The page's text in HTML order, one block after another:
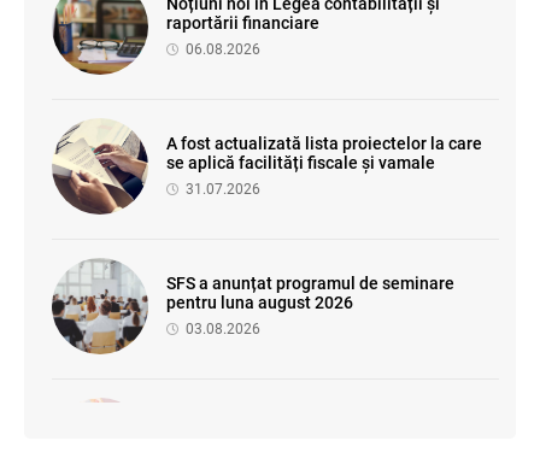
raportării financiare
06.08.2026
A fost actualizată lista proiectelor la care
se aplică facilități fiscale și vamale
31.07.2026
SFS a anunțat programul de seminare
pentru luna august 2026
03.08.2026